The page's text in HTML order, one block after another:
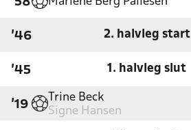
'46 2. halvleg start
'45 1. halvleg slut
'19
Trine Beck
Signe Hansen